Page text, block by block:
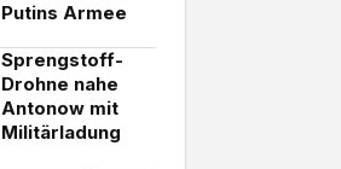
Putins Armee
Sprengstoff-
Drohne nahe
Antonow mit
Militärladung